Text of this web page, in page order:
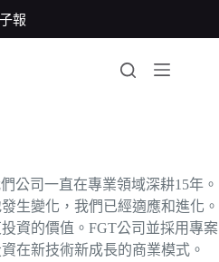
報
公司一直在專業領域深耕15年。
生變化，我們已經適應和進化。
資的價值。FGT公司並採用專案
在新技術新成長的商業模式。